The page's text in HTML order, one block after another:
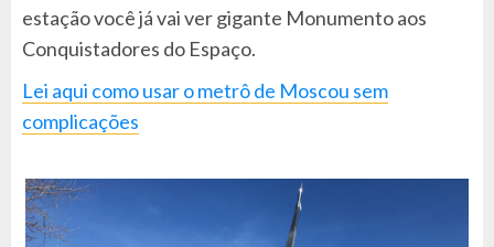
estação você já vai ver gigante Monumento aos
Conquistadores do Espaço.
Lei aqui como usar o metrô de Moscou sem
complicações